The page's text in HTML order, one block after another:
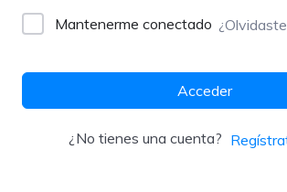
Mantenerme conectado
Acceder
¿No tienes una cuenta?